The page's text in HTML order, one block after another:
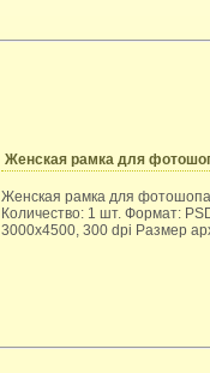
Женская рамка для
Женская рамка для
Количество: 1 шт. Формат:
3000х4500, 300 dpi Размер